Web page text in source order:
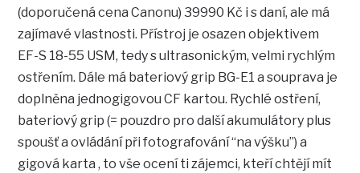
(doporučená cena Canonu) 39990 Kč i s daní, ale má
zajímavé vlastnosti. Přístroj je osazen objektivem
EF-S 18-55 USM, tedy s ultrasonickým, velmi rychlým
ostřením. Dále má bateriový grip BG-E1 a souprava je
doplněna jednogigovou CF kartou. Rychlé ostření,
bateriový grip (= pouzdro pro další akumulátory plus
spoušť a ovládání při fotografování “na výšku”) a
gigová karta , to vše ocení ti zájemci, kteří chtějí mít